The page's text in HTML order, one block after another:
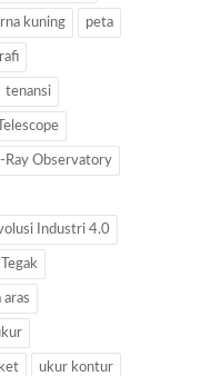
kuning peta
tenansi
Ray Observatory
Industri 4.0
aras
ukur kontur